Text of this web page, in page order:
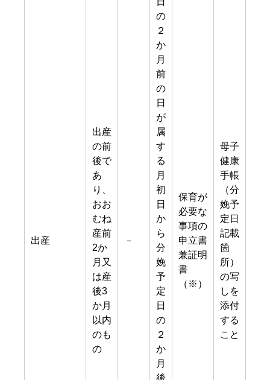
出産
出産
の前
後で
あ
り、
おお
むね
産前
2か
月又
は産
後3
か月
以内
のも
の
－
の
２
か
月
前
の
日
が
属
す
る
月
初
日
か
ら
分
娩
予
定
日
の
２
か
月
後
保育が
必要な
事項の
申立書
兼証明
書
（※）
母子
健康
手帳
（分
娩予
定日
記載
箇
所）
の写
しを
添付
する
こと